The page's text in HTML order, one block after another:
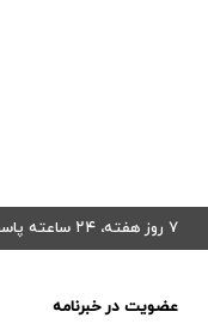
۷ روز هفته، ۲۴ ساعته پاسخگوی شما هستیم
عضویت در خبرنامه